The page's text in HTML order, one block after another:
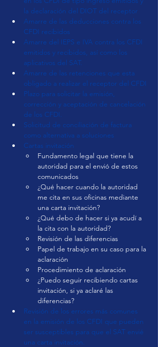
la declaración del DIOT del receptor
Amarre de las deducciones contra los
CFDI recibidos
Amarre del IEPS e IVA contra los CFDI
emitidos y recibidos, así como los
aplicativos del SAT.
Amarre de las retenciones que esta
obligado a realizar el receptor del CFDI
Plazo para solicitar la emisión,
corrección y aceptación de cancelación
de los CFDI.
Solicitud de conciliación de factura
como alternativa a soluciones
Cartas invitación
Fundamento legal que tiene la
autoridad para el envió de estos
comunicados
¿Qué hacer cuando la autoridad
me cita en sus oficinas mediante
una carta invitación?
¿Qué debo de hacer si ya acudí a
la cita con la autoridad?
Revisión de las diferencias
Papel de trabajo en su caso para la
aclaración
Procedimiento de aclaración
¿Puedo seguir recibiendo cartas
invitación, si ya aclaré las
diferencias?
Revisión de los errores más comunes
en la emisión de los CFDI que pueden
ser susceptibles para que el SAT envié
una carta invitación.